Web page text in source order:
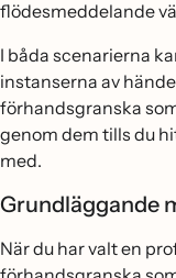
flödesmeddelande
I båda scenarierna
instanserna av
förhandsgranska
genom dem tills du
med.
Grundläggande
När du har valt en